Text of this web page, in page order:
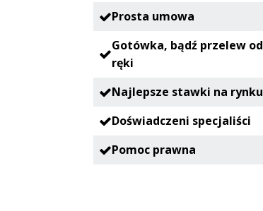
Prosta umowa
Gotówka, bądź przelew od
ręki
Najlepsze stawki na rynku
Doświadczeni specjaliści
Pomoc prawna